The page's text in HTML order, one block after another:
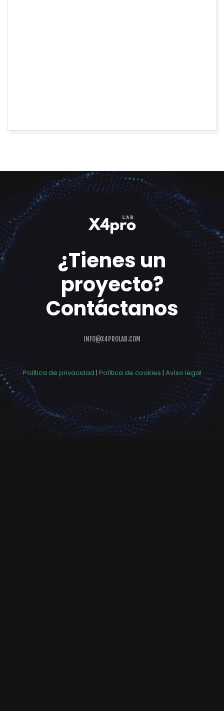
¿Tienes un
proyecto?
Contáctanos
INFO@X4PROLAB.COM
Política de privacidad | Política de cookies | Avíso legal